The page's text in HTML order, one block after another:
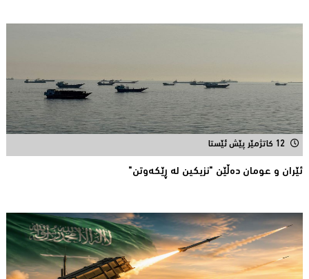
12 کاتژمێر پێش ئێستا
ئێران و عومان دەڵێن "نزیکین لە ڕێکەوتن"